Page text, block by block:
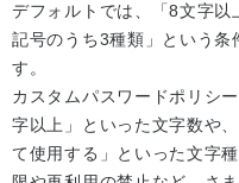
デフォルトでは、「8文字以
記号のうち3種類」という条
す。
カスタムパスワードポリシ
字以上」といった文字数や
て使用する」といった文字